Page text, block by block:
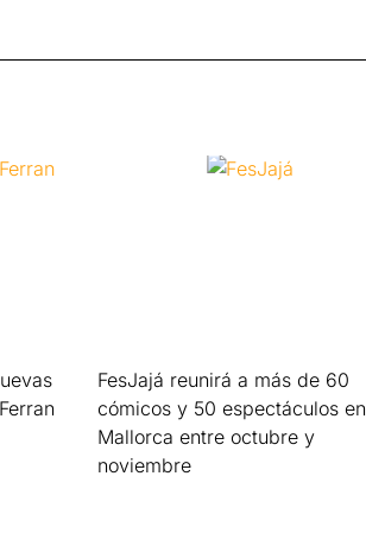
FesJajá reunirá a más de 60
cómicos y 50 espectáculos en
Mallorca entre octubre y
noviembre